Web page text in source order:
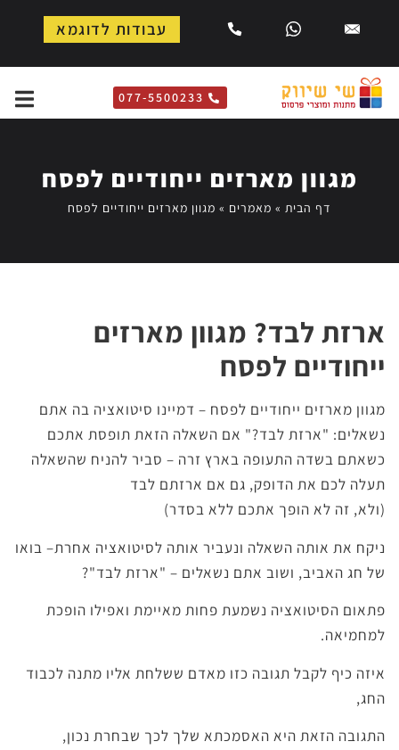
עבודות לדוגמא
077-5500233
מגוון מארזים ייחודיים לפסח
דף הבית » מאמרים » מגוון מארזים ייחודיים לפסח
ארזת לבד? מגוון מארזים
ייחודיים לפסח
מגוון מארזים ייחודיים לפסח – דמיינו סיטואציה בה אתם
נשאלים: "ארזת לבד?" אם השאלה הזאת תופסת אתכם
כשאתם בשדה התעופה בארץ זרה – סביר להניח שהשאלה
תעלה לכם את הדופק, גם אם ארזתם לבד
(ולא, זה לא הופך אתכם ללא בסדר)
ניקח את אותה השאלה ונעביר אותה לסיטואציה אחרת– בואו
של חג האביב, ושוב אתם נשאלים – "ארזת לבד"?
פתאום הסיטואציה נשמעת פחות מאיימת ואפילו הופכת
למחמיאה.
איזה כיף לקבל תגובה כזו מאדם ששלחת אליו מתנה לכבוד
החג,
התגובה הזאת היא האסמכתא שלך לכך שבחרת נכון,